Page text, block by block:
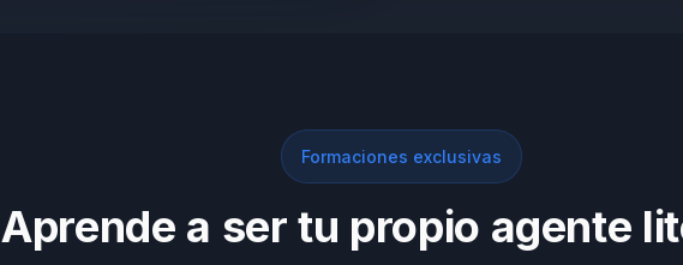
Formaciones exclusivas
Aprende a ser tu propio agente